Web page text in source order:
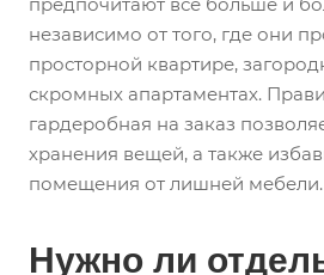
независимо от того, где они
просторной квартире,
скромных апартаментах.
гардеробная на заказ
хранения вещей, а также
помещения от лишней мебели.
Нужно ли